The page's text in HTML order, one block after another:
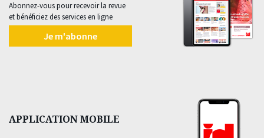
Abonnez-vous pour recevoir la revue
et bénéficiez des services en ligne
Je m'abonne
APPLICATION MOBILE